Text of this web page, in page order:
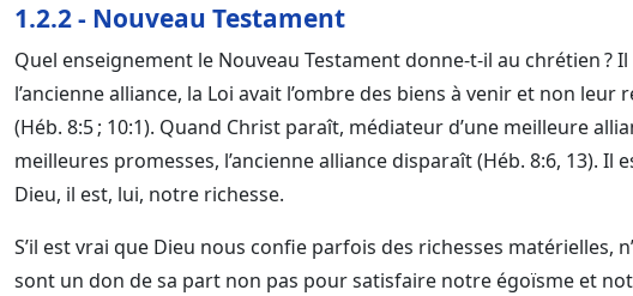
1.2.2 - Nouveau Testament
Quel enseignement le Nouveau Testament donne-t-il au chrétien ?
l’ancienne alliance, la Loi avait l’ombre des biens à venir et non
(Héb. 8:5 ; 10:1). Quand Christ paraît, médiateur d’une meilleure
meilleures promesses, l’ancienne alliance disparaît (Héb. 8:6, 13). Il
Dieu, il est, lui, notre richesse.
S’il est vrai que Dieu nous confie parfois des richesses matérielles,
sont un don de sa part non pas pour satisfaire notre égoïsme et